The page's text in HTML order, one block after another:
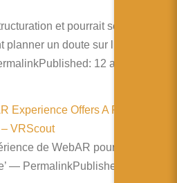
et pourrait se séparer
un doute sur l’avenir du
12 août 2020
Experience Offers A Peek
VRScout
de WebAR pour la sortie
— PermalinkPublished: 7 août